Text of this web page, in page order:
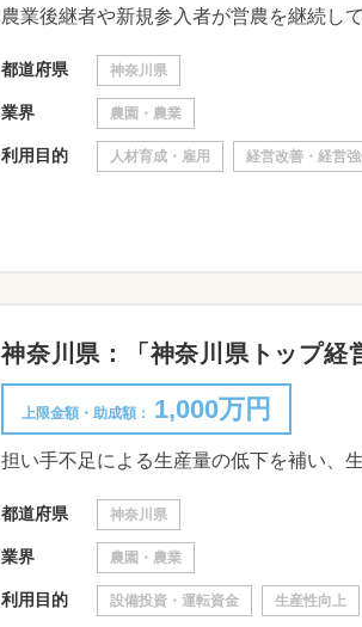
農業後継者や新規参入者が営農を継続し
都道府県 神奈川県
業界 農園・農業
利用目的 人材育成・雇用 経営改善・経営
神奈川県：「神奈川県トップ
上限金額・助成額： 1,000万円
都道府県 神奈川県
業界 農園・農業
利用目的 設備投資・運転資金 生産性向上